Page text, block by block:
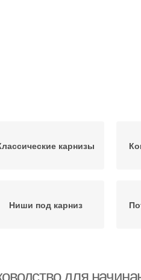
карнизы
Ниши под карниз
молдингом для